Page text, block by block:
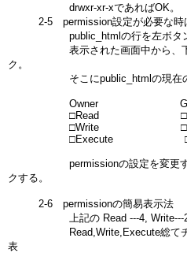
drwxr-xr-xであればOK。
2-5 permission設定が必要な時は
public_htmlの行を左ボタン
表示された画面中から、下か
ク。
そこにpublic_htmlの現在の
Owner
□Read
□Write
□Execute
permissionの設定を変更するに
クする。
2-6 permissionの簡易表示法
上記の Read ---4, Write---2,
Read,Write,Execute総てチェ
表